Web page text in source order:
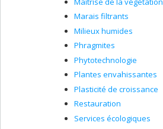
Marais filtrants
Milieux humides
Phragmites
Phytotechnologie
Plantes envahissantes
Plasticité de croissance
Restauration
Services écologiques